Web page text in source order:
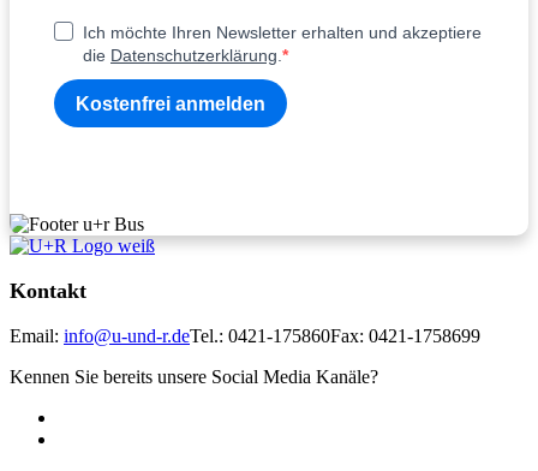
Ich möchte Ihren Newsletter erhalten und akzeptiere
die Datenschutzerklärung
Kostenfrei anmelden
Kontakt
Email: info@u-und-r.deTel.: 0421-175860Fax: 0421-1758699
Kennen Sie bereits unsere Social Media Kanäle?